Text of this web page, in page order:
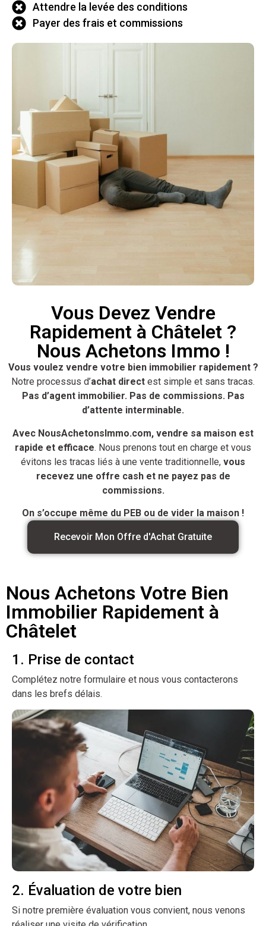
Attendre la levée des conditions
Payer des frais et commissions
Vous Devez Vendre
Rapidement à Châtelet ?
Nous Achetons Immo !
Vous voulez vendre votre bien immobilier rapidement ?
Notre processus d’achat direct est simple et sans tracas.
Pas d’agent immobilier. Pas de commissions. Pas
d’attente interminable.
Avec NousAchetonsImmo.com, vendre sa maison est
rapide et efficace. Nous prenons tout en charge et vous
évitons les tracas liés à une vente traditionnelle, vous
recevez une offre cash et ne payez pas de
commissions.
On s’occupe même du PEB ou de vider la maison !
Recevoir Mon Offre d'Achat Gratuite
Nous Achetons Votre Bien
Immobilier Rapidement à
Châtelet
1. Prise de contact
Complétez notre formulaire et nous vous contacterons
dans les brefs délais.
2. Évaluation de votre bien
Si notre première évaluation vous convient, nous venons